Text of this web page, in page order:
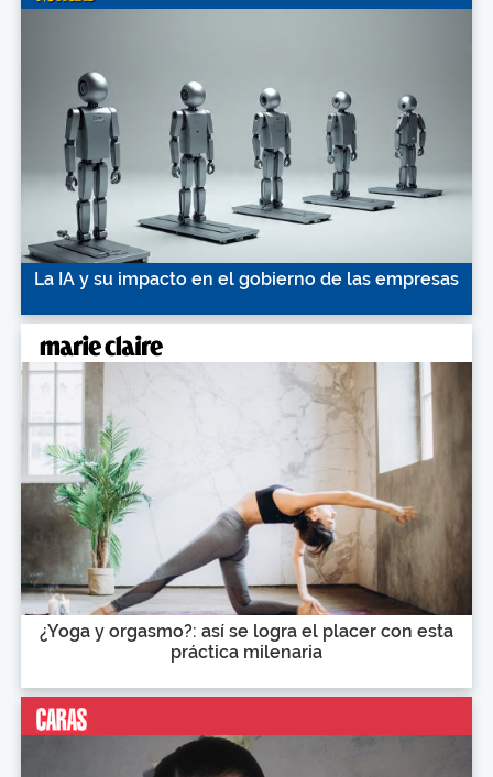
La IA y su impacto en el gobierno de las empresas
¿Yoga y orgasmo?: así se logra el placer con esta
práctica milenaria